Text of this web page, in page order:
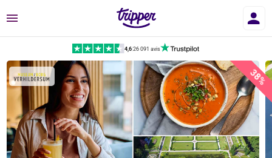
Menu
4,6|26 091 avis
38%